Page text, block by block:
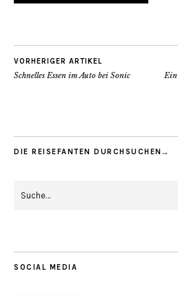
VORHERIGER ARTIKEL
Schnelles Essen im Auto bei Sonic Ein
DIE REISEFANTEN DURCHSUCHEN…
SOCIAL MEDIA